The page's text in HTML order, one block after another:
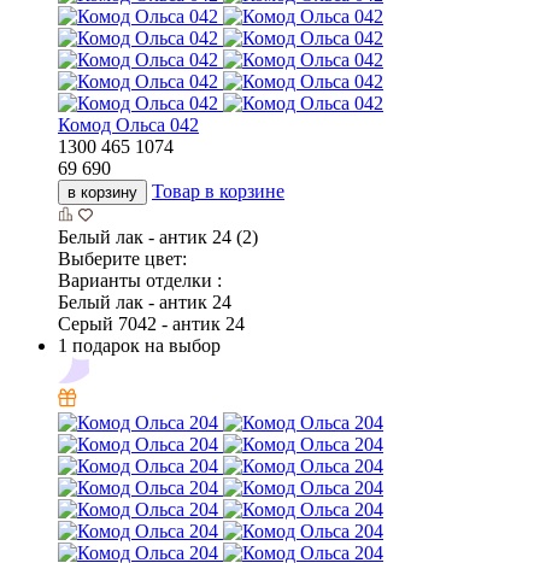
Комод Ольса 042
1300 465 1074
69 690
в корзину Товар в корзине
Белый лак - антик 24 (2)
Выберите цвет:
Варианты отделки :
Белый лак - антик 24
Серый 7042 - антик 24
1 подарок на выбор